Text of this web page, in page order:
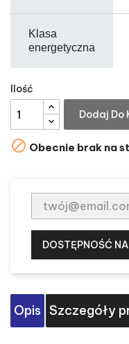
Klasa
energetyczna
Ilość
Dodaj Do
 Obecnie brak na
DOSTĘPNOŚĆ
Opis Szczegóły